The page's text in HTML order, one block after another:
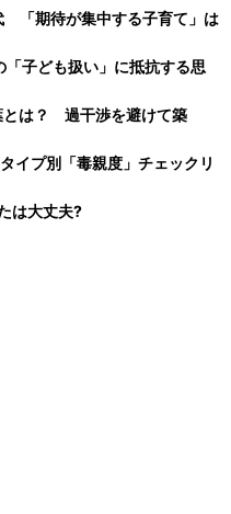
「期待が集中する子育て」は
子ども扱い」に抵抗する思
とは？ 過干渉を避けて築
イプ別「毒親度」チェックリ
は大丈夫?